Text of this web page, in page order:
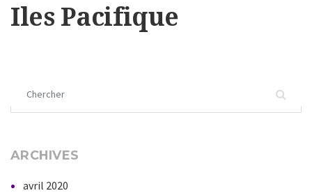
Iles Pacifique
ARCHIVES
avril 2020